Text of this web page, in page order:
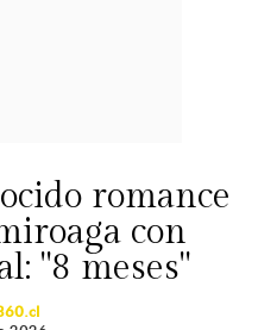
romance
con
"8 meses"